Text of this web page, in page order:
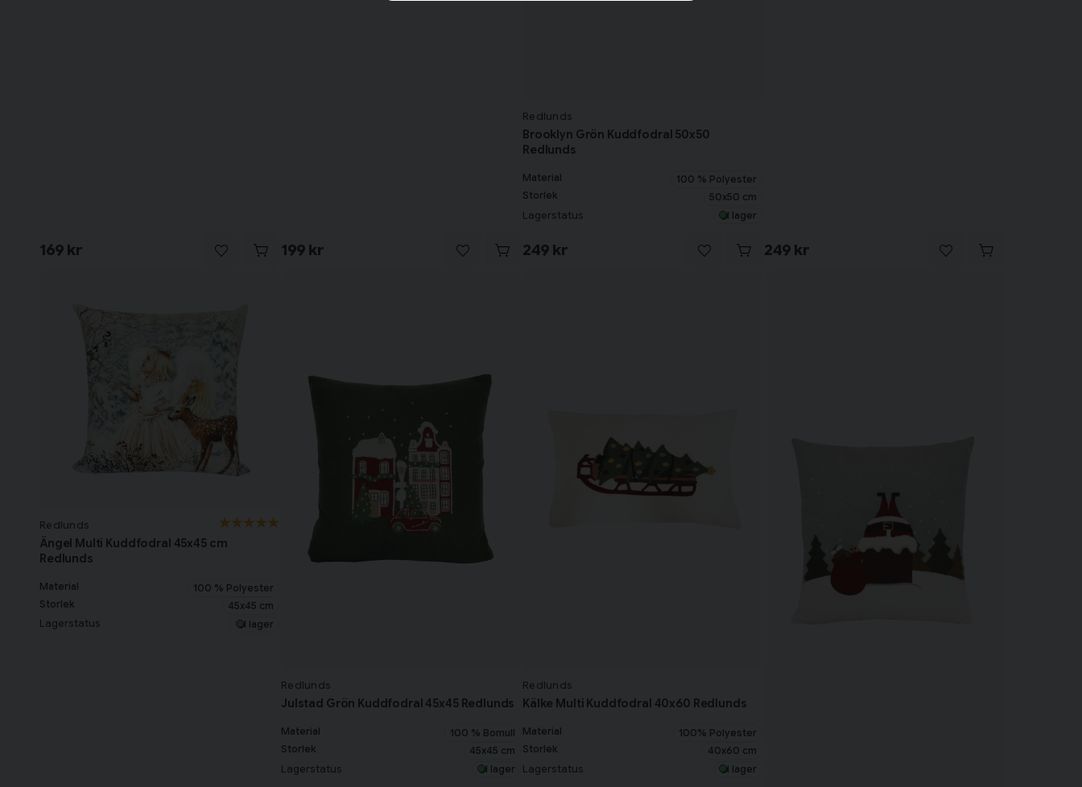
169 kr 199 kr
Redlunds
Brooklyn Grön Kuddfodral 50x50
Redlunds
Material
100 % Polyester
Storlek
50x50 cm
Lagerstatus I lager
249 kr 249 kr
Redlunds
Ängel Multi Kuddfodral 45x45 cm
Redlunds
Material
100 % Polyester
Storlek
45x45 cm
Lagerstatus I lager
Redlunds
Julstad Grön Kuddfodral 45x45 Redlunds
Material
100 % Bomull
Storlek
45x45 cm
Lagerstatus I lager
Redlunds
Kälke Multi Kuddfodral 40x60 Redlunds
Material
100% Polyester
Storlek
40x60 cm
Lagerstatus I lager